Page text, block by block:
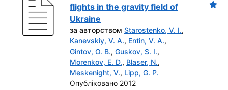
flights in the gravity field of
Ukraine
за авторством Starostenko, V. I.,
Kanevskiy, V. A., Entin, V. A.,
Gintov, O. B., Guskov, S. I.,
Morenkov, E. D., Blaser, N.,
Meskenight, V., Lipp, G. P.
Опубліковано 2012